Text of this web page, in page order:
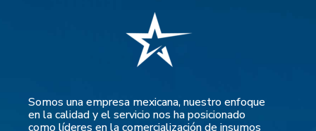
Somos una empresa mexicana, nuestro enfoque
en la calidad y el servicio nos ha posicionado
como líderes en la comercialización de insumos